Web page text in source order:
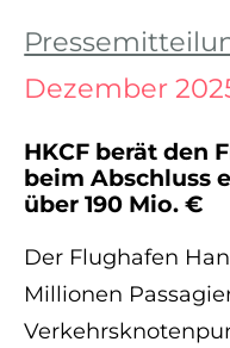
Dezember
HKCF berät den
beim Abschluss
über 190 Mio. €
Der Flughafen
Millionen